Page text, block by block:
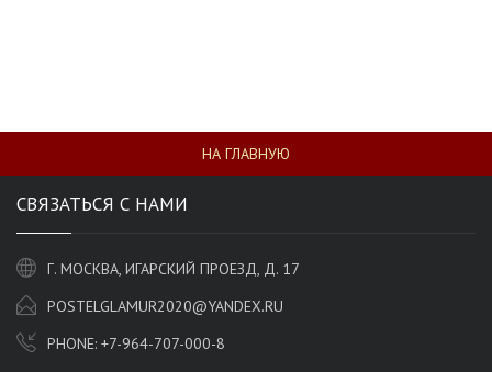
НА ГЛАВНУЮ
СВЯЗАТЬСЯ С НАМИ
Г. МОСКВА, ИГАРСКИЙ ПРОЕЗД, Д. 17
POSTELGLAMUR2020@YANDEX.RU
PHONE: +7-964-707-000-8